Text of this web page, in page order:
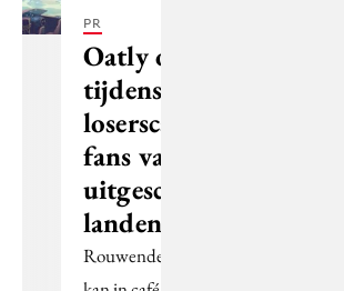
PR
Oatly opent
tijdens WK
loserscafé voor
fans van
uitgeschakelde
landen
Rouwende achterban